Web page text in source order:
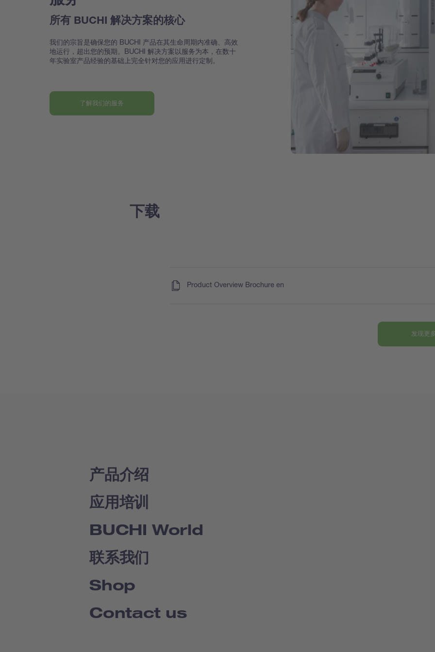
所有 BUCHI 解决方案的核心
我们的宗旨是确保您的 BUCHI 产品在其生命周期内准确、高效
地运行，超出您的预期。BUCHI 解决方案以服务为本，在数十
年实验室产品经验的基础上完全针对您的应用进行定制。
了解我们的服务
下载
Product Overview Brochure en
发现更
产品介绍
应用培训
BUCHI World
联系我们
Shop
Contact us